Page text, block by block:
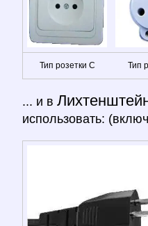
Тип розетки C Тип
... и в
использовать: